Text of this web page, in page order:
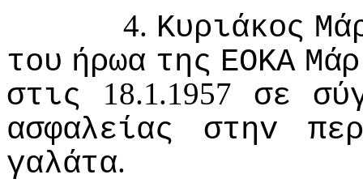
4. Κυριάκoς
τoυ ήρωα της ΕΟΚΑ
στις 18.1.1957 σε
ασφαλείας
στηv
γαλάτα.